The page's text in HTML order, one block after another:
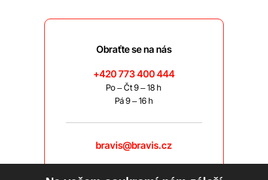
Obraťte se na nás
+420 773 400 444
Po – Čt 9 – 18 h
Pá 9 – 16 h
bravis@bravis.cz